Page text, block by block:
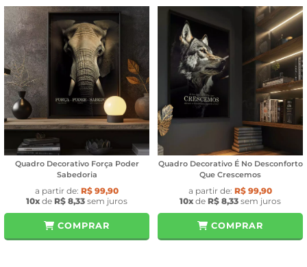
Quadro Decorativo Força Poder
Sabedoria
a partir de: R$ 99,90
10x de R$ 8,33 sem juros
COMPRAR
Quadro Decorativo É No Desconforto
Que Crescemos
a partir de: R$ 99,90
10x de R$ 8,33 sem juros
COMPRAR